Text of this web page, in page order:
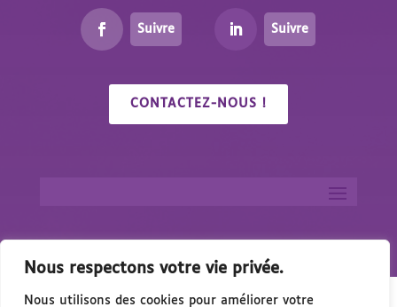
Nous respectons votre vie privée.
Nous utilisons des cookies pour améliorer votre
Suivre Suivre
CONTACTEZ-NOUS !